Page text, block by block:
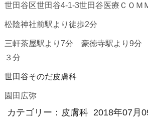
世田谷区世田谷4-1-3世田谷医療ＣＯＭ
松陰神社前駅より徒歩2分
三軒茶屋駅より7分 豪徳寺駅より9分
３分
世田谷そのだ皮膚科
園田広弥
カテゴリー： 皮膚科 2018年07月